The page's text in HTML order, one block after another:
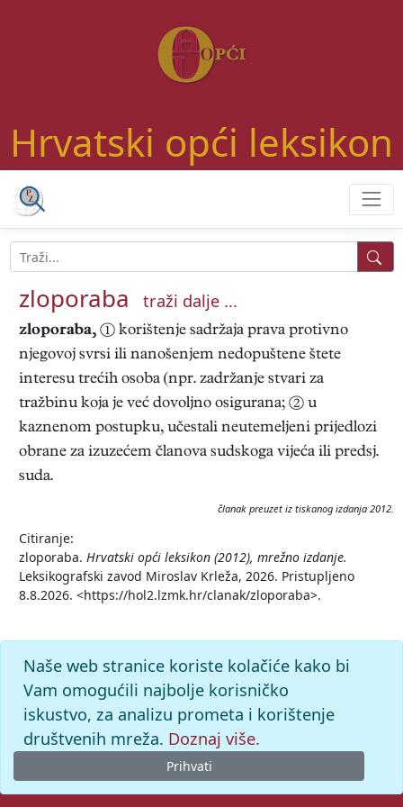
Hrvatski opći leksikon
zloporaba traži dalje ...
zloporaba, ① korištenje sadržaja prava protivno
njegovoj svrsi ili nanošenjem nedopuštene štete
interesu trećih osoba (npr. zadržanje stvari za
tražbinu koja je već dovoljno osigurana; ② u
kaznenom postupku, učestali neutemeljeni prijedlozi
obrane za izuzećem članova sudskoga vijeća ili predsj.
suda.
članak preuzet iz tiskanog izdanja 2012.
Citiranje:
zloporaba. Hrvatski opći leksikon (2012), mrežno izdanje.
Leksikografski zavod Miroslav Krleža, 2026. Pristupljeno
8.8.2026. <https://hol2.lzmk.hr/clanak/zloporaba>.
Naše web stranice koriste kolačiće kako bi
Vam omogućili najbolje korisničko
iskustvo, za analizu prometa i korištenje
društvenih mreža. Doznaj više.
Prihvati
© 2026. -Leksikografski zavodMiroslav Krleža